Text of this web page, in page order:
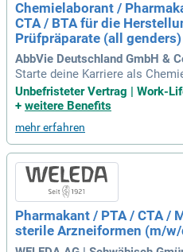
Chemielaborant /
CTA / BTA für die
Prüfpräparate (all
AbbVie Deutschland GmbH &
Starte deine Karriere als
mikant, PTA, CTA oder BTA in
Vie sucht engagierte Talente
eines dynamischen Teams in
g, das globale
Leidenschaft für die
ng und setze dein
n Patienten zu steigern.
en Arbeitsumfeld, das deine
wicklung fördert. Bewirb dich
44311 und gestalte die Zukunft
Unbefristeter Vertrag | Work-
+ weitere Benefits
mehr erfahren
Pharmakant / PTA / CTA /
sterile Arzneiformen (m/